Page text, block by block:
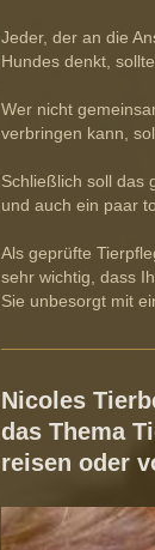
Jeder, der an die
Hundes denkt,
Wer nicht
verbringen kann,
Schließlich soll das
und auch ein paar
Als geprüfte
sehr wichtig, dass
Sie unbesorgt mit
Nicoles
das Thema
reisen oder